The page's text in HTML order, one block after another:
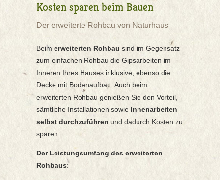
Kosten sparen beim Bauen
Der erweiterte Rohbau von Naturhaus
Beim erweiterten Rohbau sind im Gegensatz
zum einfachen Rohbau die Gipsarbeiten im
Inneren Ihres Hauses inklusive, ebenso die
Decke mit Bodenaufbau. Auch beim
erweiterten Rohbau genießen Sie den Vorteil,
sämtliche Installationen sowie Innenarbeiten
selbst durchzuführen und dadurch Kosten zu
sparen.
Der Leistungsumfang des erweiterten
Rohbaus: